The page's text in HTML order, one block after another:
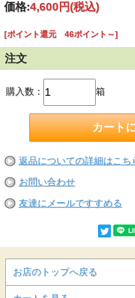
価格:4,600円(税込)
[ポイント還元 46ポイント～]
注文
購入数： 箱
返品についての詳細はこち
お問い合わせ
友達にメールですすめる
お店のトップへ戻る